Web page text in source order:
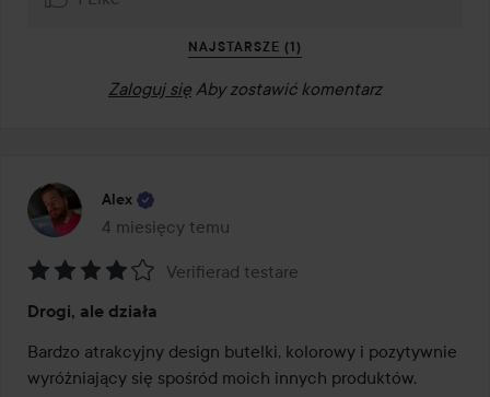
NAJSTARSZE (1)
Zaloguj się Aby zostawić komentarz
Alex
4 miesięcy temu
Post został utworzony 4 miesięcy temu
4
z
5
Verifierad testare
Drogi, ale działa
Bardzo atrakcyjny design butelki, kolorowy i pozytywnie
wyróżniający się spośród moich innych produktów.